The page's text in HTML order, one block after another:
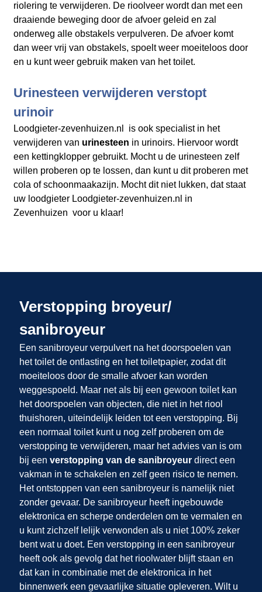
riolering te verwijderen. De rioolveer wordt dan met een
draaiende beweging door de afvoer geleid en zal
onderweg alle obstakels verpulveren. De afvoer komt
dan weer vrij van obstakels, spoelt weer moeiteloos door
en u kunt weer gebruik maken van het toilet.
Urinesteen verwijderen verstopt
urinoir
Loodgieter-zevenhuizen.nl is ook specialist in het
verwijderen van urinesteen in urinoirs. Hiervoor wordt
een kettingklopper gebruikt. Mocht u de urinesteen zelf
willen proberen op te lossen, dan kunt u dit proberen met
cola of schoonmaakazijn. Mocht dit niet lukken, dat staat
uw loodgieter Loodgieter-zevenhuizen.nl in
Zevenhuizen voor u klaar!
Verstopping broyeur/
sanibroyeur
Een sanibroyeur verpulvert na het doorspoelen van
het toilet de ontlasting en het toiletpapier, zodat dit
moeiteloos door de smalle afvoer kan worden
weggespoeld. Maar net als bij een gewoon toilet kan
het doorspoelen van objecten, die niet in het riool
thuishoren, uiteindelijk leiden tot een verstopping. Bij
een normaal toilet kunt u nog zelf proberen om de
verstopping te verwijderen, maar het advies van is om
bij een verstopping van de sanibroyeurdirect een
vakman in te schakelen en zelf geen risico te nemen.
Het ontstoppen van een sanibroyeur is namelijk niet
zonder gevaar. De sanibroyeur heeft ingebouwde
elektronica en scherpe onderdelen om te vermalen en
u kunt zichzelf lelijk verwonden als u niet 100% zeker
bent wat u doet. Een verstopping in een sanibroyeur
heeft ook als gevolg dat het rioolwater blijft staan en
dat kan in combinatie met de elektronica in het
binnenwerk een gevaarlijke situatie opleveren. Wilt u